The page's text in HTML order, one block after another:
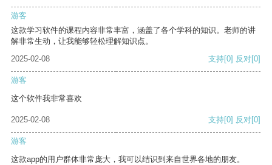
游客
这款学习软件的课程内容非常丰富，涵盖了各个学科的知识。老师的讲
解非常生动，让我能够轻松理解知识点。
2025-02-08
支持[0] 反对[0]
游客
这个软件我非常喜欢
2025-02-08 支持[0] 反对[0]
游客
这款app的用户群体非常庞大，我可以结识到来自世界各地的朋友。